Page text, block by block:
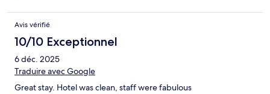
Avis vérifié
10/10 Exceptionnel
6 déc. 2025
Traduire avec Google
Great stay. Hotel was clean, staff were fabulous